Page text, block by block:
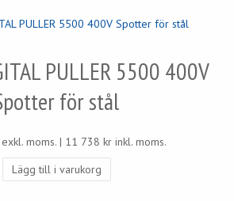
PULLER 5500 400V
för stål
exkl. moms. | 11 738 kr inkl. moms.
Lägg till i varukorg